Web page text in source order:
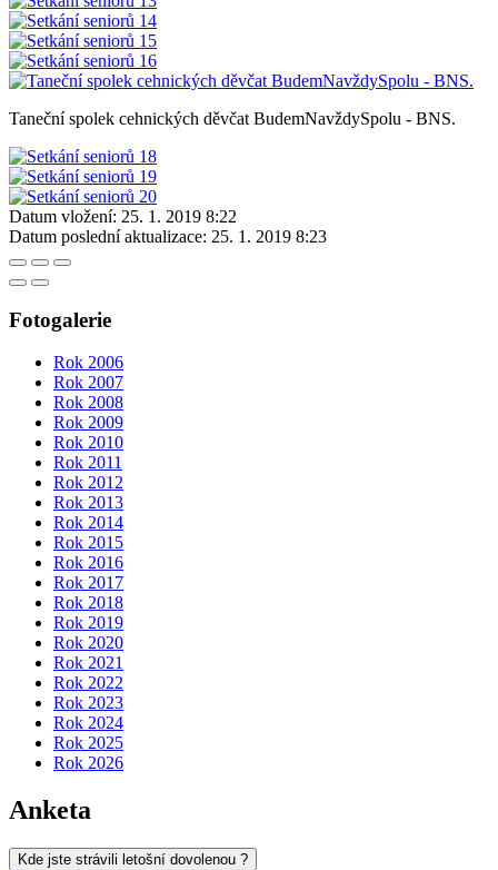
Taneční spolek cehnických děvčat BudemNavždySpolu - BNS.
Datum vložení: 25. 1. 2019 8:22
Datum poslední aktualizace: 25. 1. 2019 8:23
Fotogalerie
Rok 2006
Rok 2007
Rok 2008
Rok 2009
Rok 2010
Rok 2011
Rok 2012
Rok 2013
Rok 2014
Rok 2015
Rok 2016
Rok 2017
Rok 2018
Rok 2019
Rok 2020
Rok 2021
Rok 2022
Rok 2023
Rok 2024
Rok 2025
Rok 2026
Anketa
Kde jste strávili letošní dovolenou ?